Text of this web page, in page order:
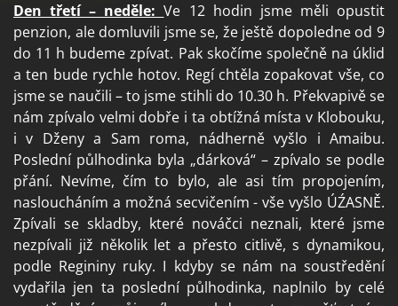
Den třetí – neděle:Ve 12 hodin jsme měli opustit
penzion, ale domluvili jsme se, že ještě dopoledne od 9
do 11 h budeme zpívat. Pak skočíme společně na úklid
a ten bude rychle hotov. Regí chtěla zopakovat vše, co
jsme se naučili – to jsme stihli do 10.30 h. Překvapivě se
nám zpívalo velmi dobře i ta obtížná místa v Klobouku,
i v Dženy a Sam roma, nádherně vyšlo i Amaibu.
Poslední půlhodinka byla „dárková“ – zpívalo se podle
přání. Nevíme, čím to bylo, ale asi tím propojením,
nasloucháním a možná secvičením - vše vyšlo ÚŹASNĚ.
Zpívali se skladby, které nováčci neznali, které jsme
nezpívali již několik let a přesto citlivě, s dynamikou,
podle Regininy ruky. I kdyby se nám na soustředění
vydařila jen ta poslední půlhodinka, naplnilo by celé